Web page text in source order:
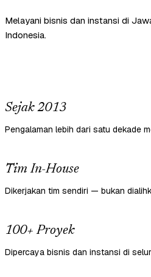
Melayani bisnis dan instansi di
Indonesia.
Sejak 2013
Pengalaman lebih dari satu dekade
Tim In-House
Dikerjakan tim sendiri — bukan
100+ Proyek
Dipercaya bisnis dan instansi di